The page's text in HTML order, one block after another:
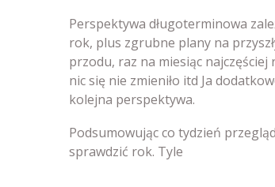
Perspektywa długoterminowa
rok, plus zgrubne plany na
przodu, raz na miesiąc
nic się nie zmieniło itd Ja
kolejna perspektywa.
Podsumowując co tydzień
sprawdzić rok. Tyle